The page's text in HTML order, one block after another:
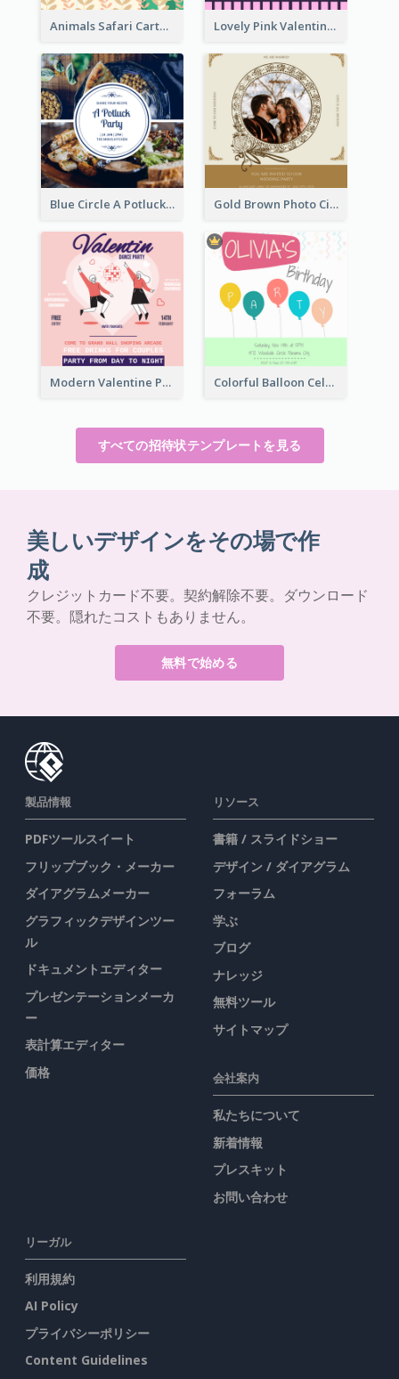
Animals Safari Cartoon Baby Shower Invitation Lovely Pink Valentine Celebration Invitation Design Ideas
Blue Circle A Potluck Party Invitation Gold Brown Photo Circle Wedding Invitation
Modern Valentine Party Pink Invitation Design Templates Colorful Balloon Celebration Of Birthday Invitation
すべての招待状テンプレートを見る
美しいデザインをその場で作
成
クレジットカード不要。契約解除不要。ダウンロード
不要。隠れたコストもありません。
無料で始める
製品情報
PDFツールスイート
フリップブック・メーカー
ダイアグラムメーカー
グラフィックデザインツー
ル
ドキュメントエディター
プレゼンテーションメーカ
ー
表計算エディター
価格
リソース
書籍 / スライドショー
デザイン / ダイアグラム
フォーラム
学ぶ
ブログ
ナレッジ
無料ツール
サイトマップ
会社案内
私たちについて
新着情報
プレスキット
お問い合わせ
リーガル
利用規約
AI Policy
プライバシーポリシー
Content Guidelines